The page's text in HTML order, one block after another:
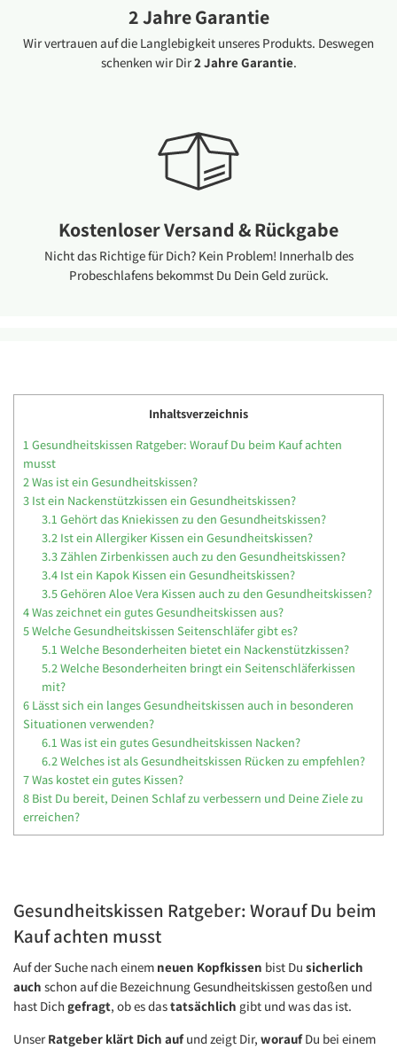
2 Jahre Garantie
Wir vertrauen auf die Langlebigkeit unseres Produkts. Deswegen
schenken wir Dir2 Jahre Garantie.
Kostenloser Versand & Rückgabe
Nicht das Richtige für Dich? Kein Problem! Innerhalb des
Probeschlafens bekommst Du Dein Geld zurück.
Inhaltsverzeichnis
1 Gesundheitskissen Ratgeber: Worauf Du beim Kauf achten
musst
2Was ist ein Gesundheitskissen?
3 Ist ein Nackenstützkissen ein Gesundheitskissen?
3.1 Gehört das Kniekissen zu den Gesundheitskissen?
3.2 Ist ein Allergiker Kissen ein Gesundheitskissen?
3.3Zählen Zirbenkissen auch zu den Gesundheitskissen?
3.4 Ist ein Kapok Kissen ein Gesundheitskissen?
3.5Gehören Aloe Vera Kissen auch zu den Gesundheitskissen?
4Was zeichnet ein gutes Gesundheitskissen aus?
5Welche Gesundheitskissen Seitenschläfer gibt es?
5.1 Welche Besonderheiten bietet ein Nackenstützkissen?
5.2Welche Besonderheiten bringt ein Seitenschläferkissen
mit?
6 Lässt sich ein langes Gesundheitskissen auch in besonderen
Situationen verwenden?
6.1 Was ist ein gutes Gesundheitskissen Nacken?
6.2Welches ist als Gesundheitskissen Rücken zu empfehlen?
7Was kostet ein gutes Kissen?
8 Bist Du bereit, Deinen Schlaf zu verbessern und Deine Ziele zu
erreichen?
Gesundheitskissen Ratgeber: Worauf Du beim
Kauf achten musst
Auf der Suche nach einem neuen Kopfkissen bist Du sicherlich
auch schon auf die Bezeichnung Gesundheitskissen gestoßen und
hast Dich gefragt, ob es dastatsächlich gibt und was das ist.
Unser Ratgeber klärt Dich aufund zeigt Dir, woraufDu bei einem